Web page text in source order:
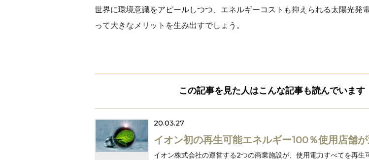
世界に環境意識をアピールしつつ、エネルギーコストも抑えられる太陽光発
って大きなメリットを生み出すでしょう。
この記事を見た人はこんな記事も読んでいます
20.03.27
イオン初の再生可能エネルギー100％使用店舗
イオン株式会社の運営する2つの商業施設が、使用電力すべてを再生